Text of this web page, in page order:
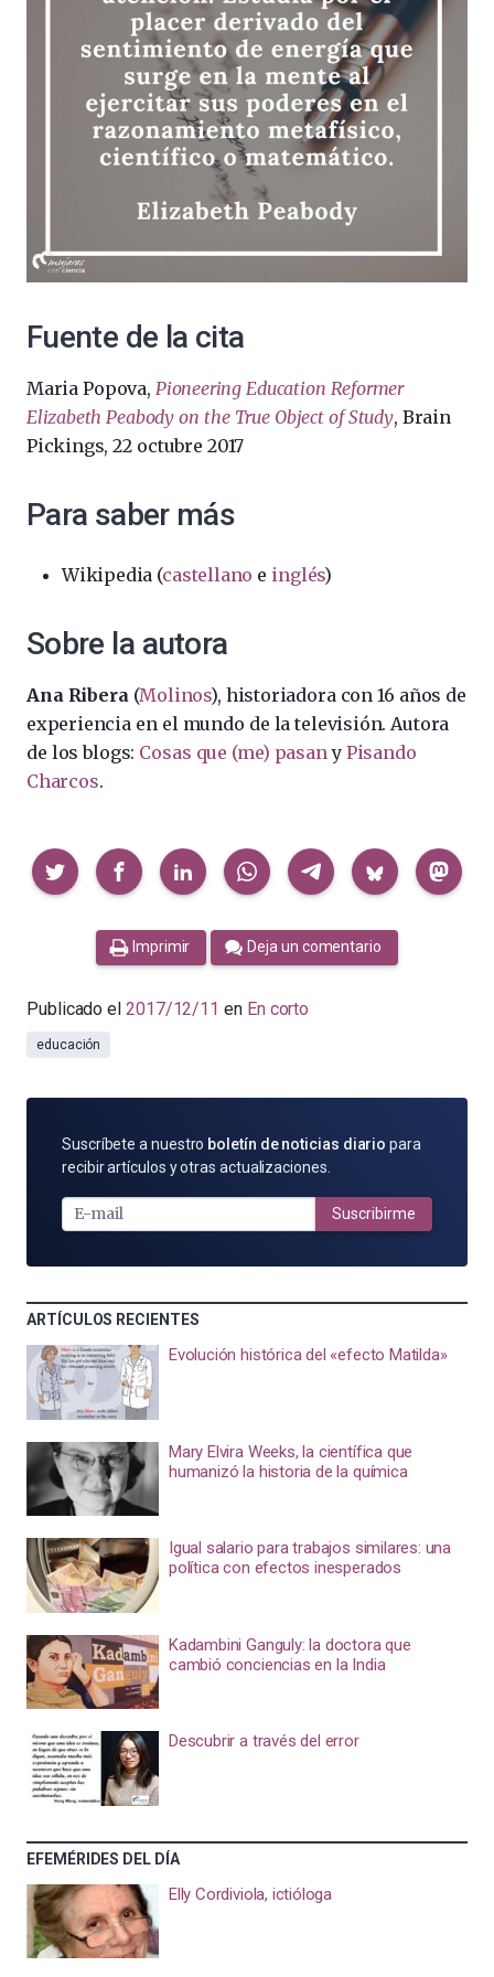
Fuente de la cita
Maria Popova, Pioneering Education Reformer
Elizabeth Peabody on the True Object of Study, Brain
Pickings, 22 octubre 2017
Para saber más
Wikipedia (castellano e inglés)
Sobre la autora
Ana Ribera(Molinos), historiadora con 16 años de
experiencia en el mundo de la televisión. Autora
de los blogs: Cosas que (me) pasany Pisando
Charcos.
Compartir
Imprimir Deja un comentario
Publicado el 2017/12/11 en En corto
educación
SUSCRÍBETE
POR
MAIL
Suscríbete a nuestro boletín de noticias diario para
recibir artículos y otras actualizaciones.
Suscribirme
ARTÍCULOS RECIENTES
Evolución histórica del «efecto Matilda»
Mary Elvira Weeks, la científica que
humanizó la historia de la química
Igual salario para trabajos similares: una
política con efectos inesperados
Kadambini Ganguly: la doctora que
cambió conciencias en la India
Descubrir a través del error
EFEMÉRIDES DEL DÍA
Elly Cordiviola, ictióloga